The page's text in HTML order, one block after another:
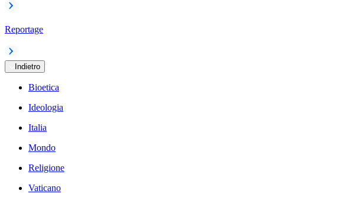
Reportage
Indietro
Bioetica
Ideologia
Italia
Mondo
Religione
Vaticano